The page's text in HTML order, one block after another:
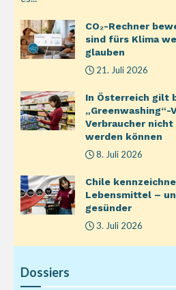
CO₂-Rechner
sind fürs Klima
glauben
21. Juli 2026
In Österreich gilt
„Greenwashing“-
Verbraucher
werden können
8. Juli 2026
Chile
Lebensmittel –
gesünder
3. Juli 2026
Dossiers